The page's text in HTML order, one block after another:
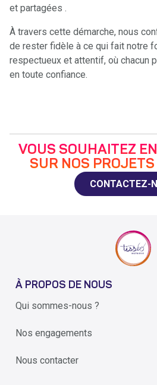
et partagées .
À travers cette démarche, nous
de rester fidèle à ce qui fait notre
respectueux et attentif, où chacun
en toute confiance.
VOUS SOUHAITEZ
SUR NOS
CONTACTEZ-
À PROPOS DE NOUS
Qui sommes-nous ?
Nos engagements
Nous contacter